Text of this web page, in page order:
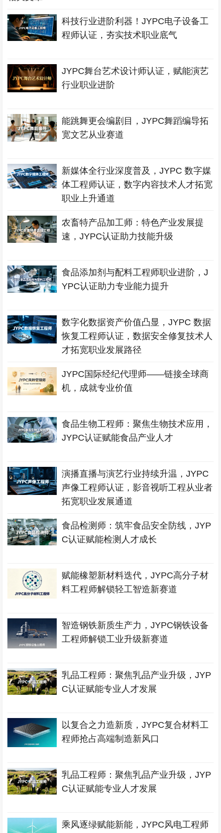
科技行业进阶利器！JYPC电子设备工
程师认证，夯实技术职业底气
JYPC舞台艺术设计师认证，赋能演艺
行业职业进阶
能跳舞更会编剧目，JYPC舞蹈编导拓
宽文艺从业赛道
新媒体全行业深度普及，JYPC 数字媒
体工程师认证，数字内容技术人才拓宽
职业上升通道
农畜特产品加工师：特色产业发展提
速，JYPC认证助力技能升级
食品添加剂与配料工程师职业进阶，J
YPC认证助力专业能力提升
数字化数据资产价值凸显，JYPC 数据
恢复工程师认证，数据安全修复技术人
才拓宽职业发展路径
JYPC国际经纪代理师——链接全球商
机，成就专业价值
食品生物工程师：聚焦生物技术应用，
JYPC认证赋能食品产业人才
演播直播与演艺行业持续升温，JYPC
声像工程师认证，影音视听工程从业者
拓宽职业发展通道
食品检测师：筑牢食品安全防线，JYP
C认证赋能检测人才成长
赋能橡塑新材料迭代，JYPC高分子材
料工程师解锁轻工智造新赛道
智造钢铁新质生产力，JYPC钢铁设备
工程师解锁工业升级新赛道
乳品工程师：聚焦乳品产业升级，JYP
C认证赋能专业人才发展
以复合之力造新质，JYPC复合材料工
程师抢占高端制造新风口
乳品工程师：聚焦乳品产业升级，JYP
C认证赋能专业人才发展
乘风逐绿赋能新能，JYPC风电工程师